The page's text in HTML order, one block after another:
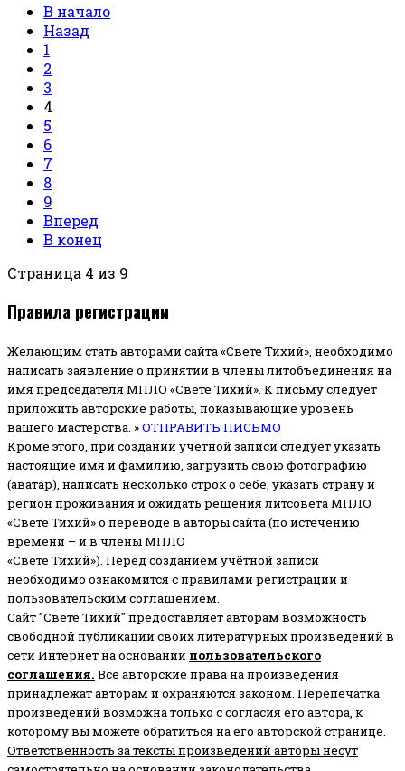
В начало
Назад
1
2
3
4
5
6
7
8
9
Вперед
В конец
Страница 4 из 9
Правила регистрации
Желающим стать авторами сайта «Свете Тихий», необходимо
написать заявление о принятии в члены литобъединения на
имя председателя МПЛО «Свете Тихий». К письму следует
приложить авторские работы, показывающие уровень
вашего мастерства. »ОТПРАВИТЬ ПИСЬМО
Кроме этого, при создании учетной записи следует указать
настоящие имя и фамилию, загрузить свою фотографию
(аватар), написать несколько строк о себе, указать страну и
регион проживания и ожидать решения литсовета МПЛО
«Свете Тихий» о переводе в авторы сайта (по истечению
времени – и в члены МПЛО
«Свете Тихий»). Перед созданием учётной записи
необходимо ознакомится с правилами регистрации и
пользовательским соглашением.
Сайт "Свете Тихий" предоставляет авторам возможность
свободной публикации своих литературных произведений в
сети Интернет на основании пользовательского
соглашения. Все авторские права на произведения
принадлежат авторам и охраняются законом. Перепечатка
произведений возможна только с согласия его автора, к
которому вы можете обратиться на его авторской странице.
Ответственность за тексты произведений авторы несут